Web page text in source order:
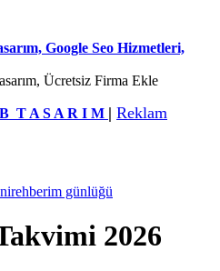
Google Seo Hizmetleri,
Ücretsiz Firma Ekle
T A S A R I M | Reklam
günlüğü
2026